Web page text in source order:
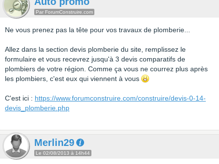
Par ForumConstruire.com
Ne vous prenez pas la tête pour vos travaux de plomberie...
Allez dans la section devis plomberie du site, remplissez le
formulaire et vous recevrez jusqu'à 3 devis comparatifs de
plombiers de votre région. Comme ça vous ne courrez plus après
les plombiers, c'est eux qui viennent à vous
C'est ici : https://www.forumconstruire.com/construire/devis-0-14-
devis_plomberie.php
Merlin29
Le 02/08/2013 à 14h44